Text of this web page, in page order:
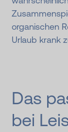
organischen
Urlaub krank
Das
bei